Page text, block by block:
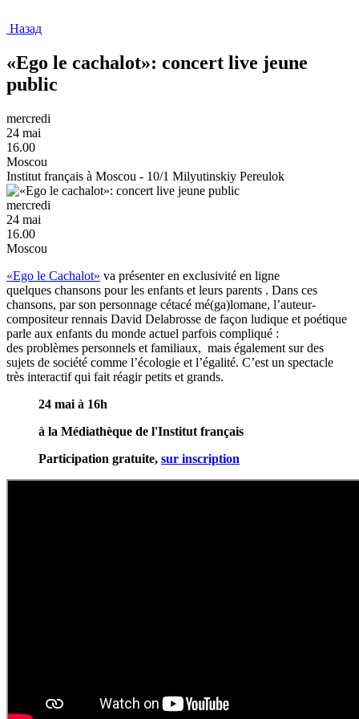
Назад
«Ego le cachalot»: сoncert live jeune
public
mercredi
24 mai
16.00
Moscou
Institut français à Moscou - 10/1 Milyutinskiy Pereulok
mercredi
24 mai
16.00
Moscou
«Ego le Cachalot» va présenter en exclusivité en ligne
quelques chansons pour les enfants et leurs parents . Dans ces
chansons, par son personnage cétacé mé(ga)lomane, l’auteur-
compositeur rennais David Delabrosse de façon ludique et poétique
parle aux enfants du monde actuel parfois compliqué :
des problèmes personnels et familiaux, mais également sur des
sujets de société comme l’écologie et l’égalité. C’est un spectacle
très interactif qui fait réagir petits et grands.
24 mai à 16h
à la Médiathèque de l'Institut français
Participation gratuite, sur inscription